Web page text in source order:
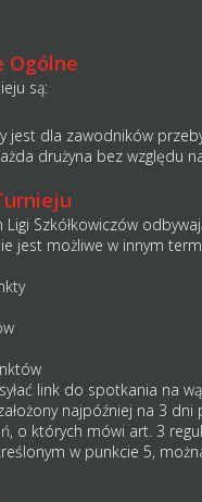
Ogólne
są:
jest dla zawodników
drużyna bez względu
Szkółkowiczów
jest możliwe w innym
link do spotkania na
najpóźniej na 3
o których mówi art. 3
w punkcie 5,